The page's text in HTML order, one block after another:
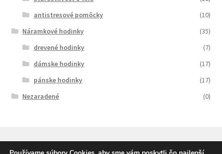
antistresové pomôcky
(10)
Náramkové hodinky
(35)
drevené hodinky
(7)
dámske hodinky
(17)
pánske hodinky
(17)
Nezaradené
(0)